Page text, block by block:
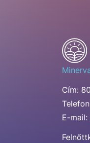
Cím:
E-mail: